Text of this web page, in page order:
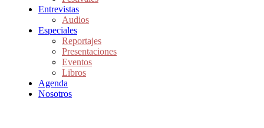
Entrevistas
Audios
Especiales
Reportajes
Presentaciones
Eventos
Libros
Agenda
Nosotros